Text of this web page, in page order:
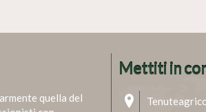
quella del
Mettiti in